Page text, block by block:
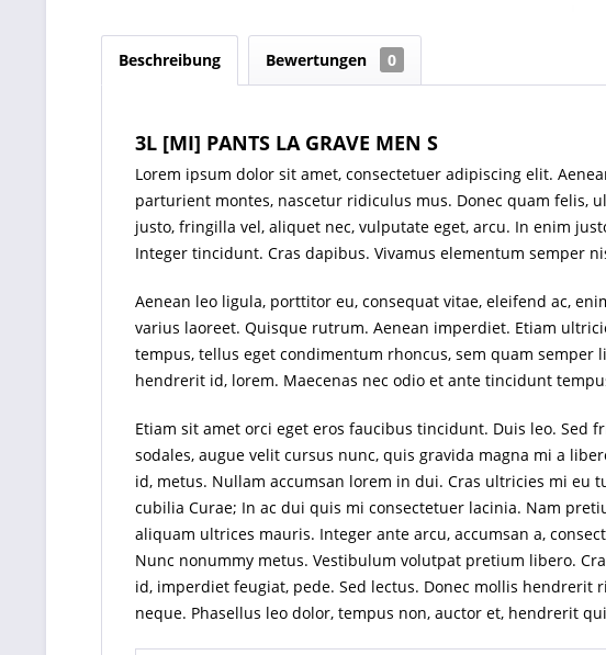
Beschreibung Bewertungen 0
3L [MI] PANTS LA GRAVE MEN S
Lorem ipsum dolor sit amet, consectetuer adipiscing elit.
parturient montes, nascetur ridiculus mus. Donec quam felis,
justo, fringilla vel, aliquet nec, vulputate eget, arcu. In enim
Integer tincidunt. Cras dapibus. Vivamus elementum semper
Aenean leo ligula, porttitor eu, consequat vitae, eleifend ac,
varius laoreet. Quisque rutrum. Aenean imperdiet. Etiam
tempus, tellus eget condimentum rhoncus, sem quam
hendrerit id, lorem. Maecenas nec odio et ante tincidunt
Etiam sit amet orci eget eros faucibus tincidunt. Duis leo. Sed
sodales, augue velit cursus nunc, quis gravida magna mi a
id, metus. Nullam accumsan lorem in dui. Cras ultricies mi
cubilia Curae; In ac dui quis mi consectetuer lacinia. Nam
aliquam ultrices mauris. Integer ante arcu, accumsan a,
Nunc nonummy metus. Vestibulum volutpat pretium libero.
id, imperdiet feugiat, pede. Sed lectus. Donec mollis
neque. Phasellus leo dolor, tempus non, auctor et, hendrerit